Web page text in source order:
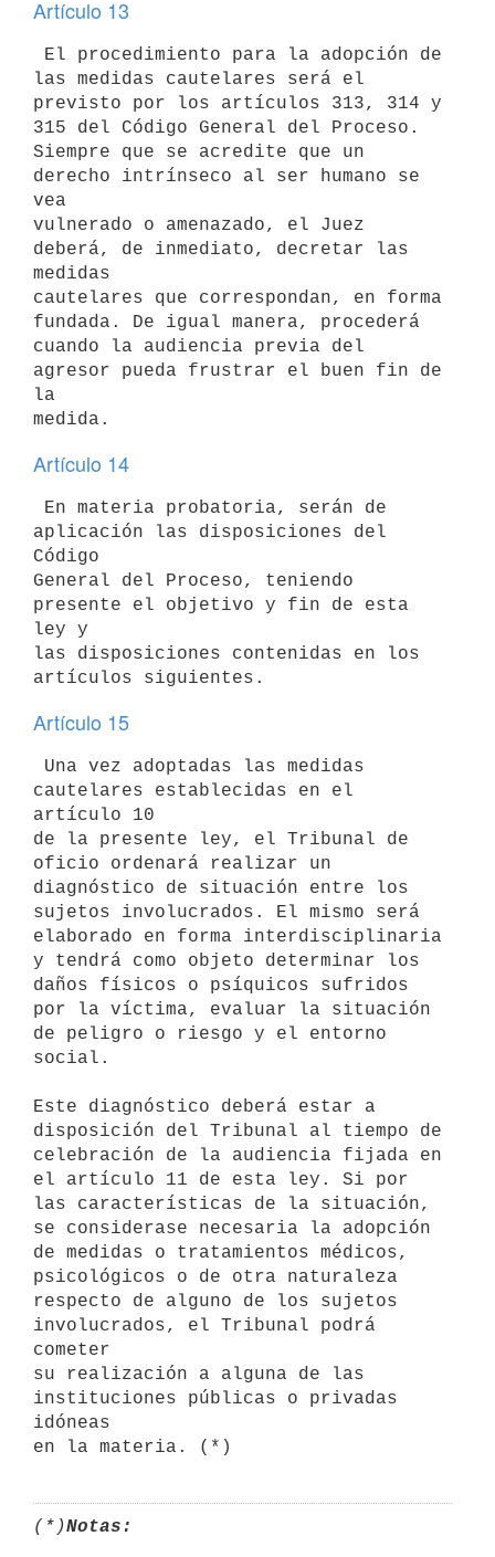
Artículo 13
las medidas cautelares será el
previsto por los artículos 313, 314 y
315 del Código General del Proceso.
Siempre que se acredite que un
derecho intrínseco al ser humano se
vea
vulnerado o amenazado, el Juez
deberá, de inmediato, decretar las
medidas
cautelares que correspondan, en forma
fundada. De igual manera, procederá
cuando la audiencia previa del
agresor pueda frustrar el buen fin de
la
Artículo 14
aplicación las disposiciones del
Código
General del Proceso, teniendo
presente el objetivo y fin de esta
ley y
las disposiciones contenidas en los
Artículo 15
cautelares establecidas en el
artículo 10
de la presente ley, el Tribunal de
oficio ordenará realizar un
diagnóstico de situación entre los
sujetos involucrados. El mismo será
elaborado en forma interdisciplinaria
y tendrá como objeto determinar los
daños físicos o psíquicos sufridos
por la víctima, evaluar la situación
de peligro o riesgo y el entorno
social.
Este diagnóstico deberá estar a
disposición del Tribunal al tiempo de
celebración de la audiencia fijada en
el artículo 11 de esta ley. Si por
las características de la situación,
se considerase necesaria la adopción
de medidas o tratamientos médicos,
psicológicos o de otra naturaleza
respecto de alguno de los sujetos
involucrados, el Tribunal podrá
cometer
su realización a alguna de las
instituciones públicas o privadas
idóneas
(*)Notas: